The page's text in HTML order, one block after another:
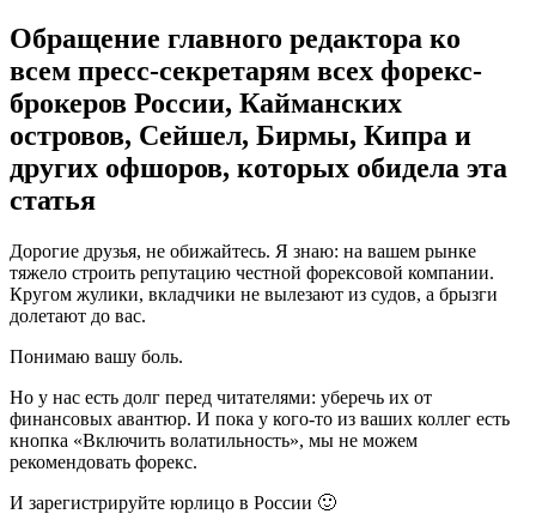
Обращение главного редактора ко
всем пресс-секретарям всех форекс-
брокеров России, Кайманских
островов, Сейшел, Бирмы, Кипра и
других офшоров, которых обидела эта
статья
Дорогие друзья, не обижайтесь. Я знаю: на вашем рынке
тяжело строить репутацию честной форексовой компании.
Кругом жулики, вкладчики не вылезают из судов, а брызги
долетают до вас.
Понимаю вашу боль.
Но у нас есть долг перед читателями: уберечь их от
финансовых авантюр. И пока у кого-то из ваших коллег есть
кнопка «Включить волатильность», мы не можем
рекомендовать форекс.
И зарегистрируйте юрлицо в России 🙂